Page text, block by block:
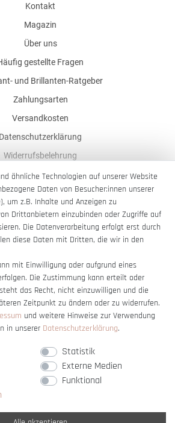
Kontakt
Magazin
Über uns
gestellte Fragen
und Brillanten-Ratgeber
Zahlungsarten
Versandkosten
Datenschutzerklärung
Widerrufsbelehrung
AGB
Impressum
Vertrag widerrufen
ähnliche Technologien auf unserer Website
Daten von Besucher:innen unserer
um z.B. Inhalte und Anzeigen zu
Drittanbietern einzubinden oder Zugriffe auf
Die Datenverarbeitung erfolgt erst durch
diese Daten mit Dritten, die wir in den
mit Einwilligung oder aufgrund eines
Die Zustimmung kann erteilt oder
das Recht, nicht einzuwilligen und die
Zeitpunkt zu ändern oder zu widerrufen.
und weitere Hinweise zur Verwendung
in unserer Daten­schutz­erklärung.
Statistik
Externe Medien
Funktional